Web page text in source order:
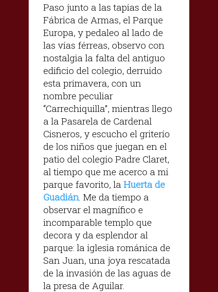
Paso junto a las tapias de la
Fábrica de Armas, el Parque
Europa, y pedaleo al lado de
las vías férreas, observo con
nostalgia la falta del antiguo
edificio del colegio, derruido
esta primavera, con un
nombre peculiar
“Carrechiquilla”, mientras llego
a la Pasarela de Cardenal
Cisneros, y escucho el griterío
de los niños que juegan en el
patio del colegio Padre Claret,
al tiempo que me acerco a mi
parque favorito, la Huerta de
Guadián. Me da tiempo a
observar el magnífico e
incomparable templo que
decora y da esplendor al
parque: la iglesia románica de
San Juan, una joya rescatada
de la invasión de las aguas de
la presa de Aguilar.